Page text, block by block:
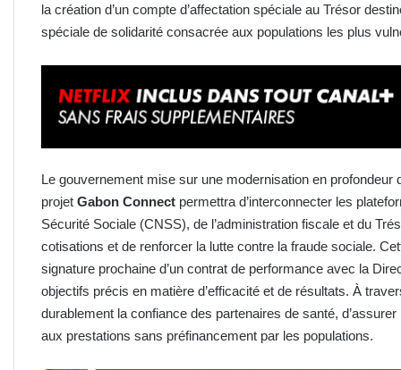
la création d’un compte d’affectation spéciale au Trésor
spéciale de solidarité consacrée aux populations les plus
Le gouvernement mise sur une modernisation en
projet Gabon Connect permettra d’interconnecter les
Sécurité Sociale (CNSS), de l’administration fiscale et du
cotisations et de renforcer la lutte contre la fraude sociale.
signature prochaine d’un contrat de performance avec la
objectifs précis en matière d’efficacité et de résultats. À
durablement la confiance des partenaires de santé,
aux prestations sans préfinancement par les populations.